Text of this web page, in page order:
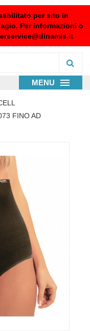
per sito in
Per informazioni o
MENU
FINO AD